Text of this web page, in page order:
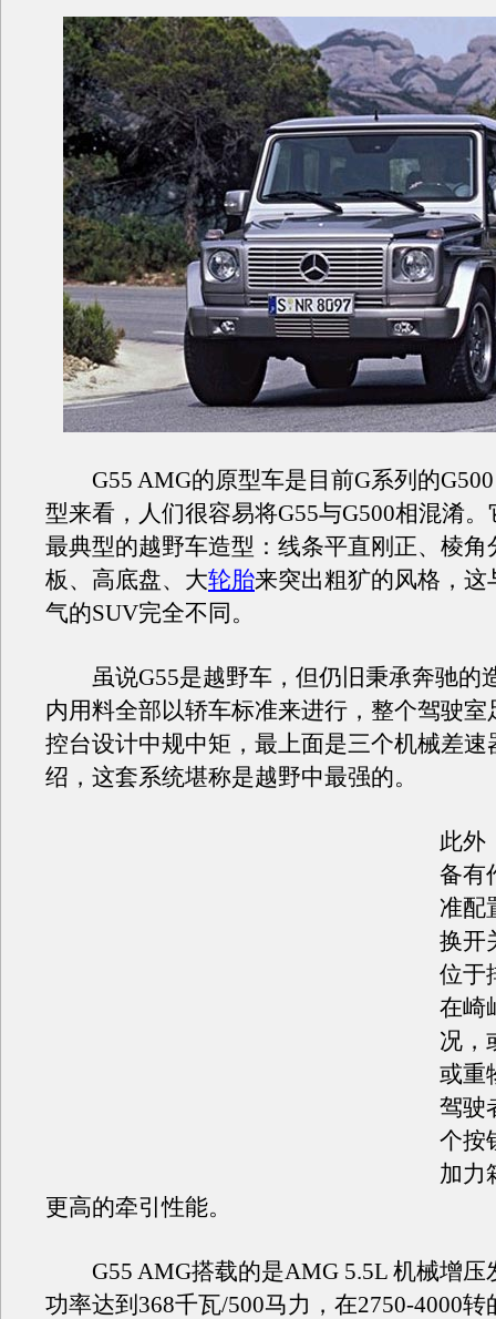
G55 AMG的原型车是目前G系列的G500
型来看，人们很容易将G55与G500相混淆
最典型的越野车造型：线条平直刚正、棱角
板、高底盘、大轮胎来突出粗犷的风格，这
气的SUV完全不同。
虽说G55是越野车，但仍旧秉承奔驰的
内用料全部以轿车标准来进行，整个驾驶室
控台设计中规中矩，最上面是三个机械差速
绍，这套系统堪称是越野中最强的。
此外
备有
准配
换开
位于
在崎
况，
或重
驾驶
个按
加力
更高的牵引性能。
G55 AMG搭载的是AMG 5.5L 机械增压
功率达到368千瓦/500马力，在2750-4000